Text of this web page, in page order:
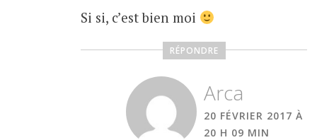
Si si, c’est bien moi
RÉPONDRE
Arca
20 FÉVRIER 2017 À
20 H 09 MIN